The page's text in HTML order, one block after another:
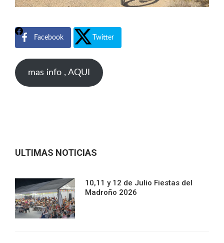
Facebook Twitter
mas info , AQUI
ULTIMAS NOTICIAS
10,11 y 12 de Julio Fiestas del
Madroño 2026